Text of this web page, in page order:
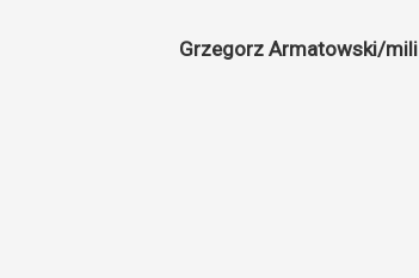
Grzegorz Armatowski/mili